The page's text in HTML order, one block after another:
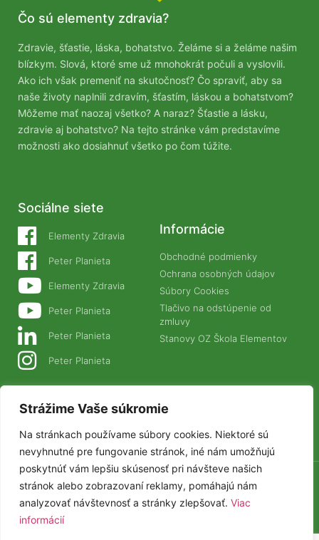
Strážime Vaše súkromie
Na stránkach používame súbory cookies. Niektoré sú
nevyhnutné pre fungovanie stránok, iné nám umožňujú
poskytnúť vám lepšiu skúsenosť pri návšteve našich
stránok alebo zobrazovaní reklamy, pomáhajú nám
analyzovať návštevnosť a stránky zlepšovať. Viac
informácií
Čo sú elementy zdravia?
Zdravie, šťastie, láska, bohatstvo. Želáme si a želáme našim
blízkym. Slová, ktoré sme už mnohokrát počuli a vyslovili.
Ako ich však premeniť na skutočnosť? Čo spraviť, aby sa
naše životy naplnili zdravím, šťastím, láskou a bohatstvom?
Môžeme mať naozaj všetko? A naraz? Šťastie a lásku,
zdravie aj bohatstvo? Na tejto stránke vám predstavíme
možnosti ako dosiahnuť všetko po čom túžite.
Sociálne siete
Elementy Zdravia
Peter Planieta
Elementy Zdravia
Peter Planieta
Peter Planieta
Peter Planieta
Informácie
Obchodné podmienky
Ochrana osobných údajov
Súbory Cookies
Tlačivo na odstúpenie od
zmluvy
Stanovy OZ Škola Elementov
© Elementy Zdravia 2025